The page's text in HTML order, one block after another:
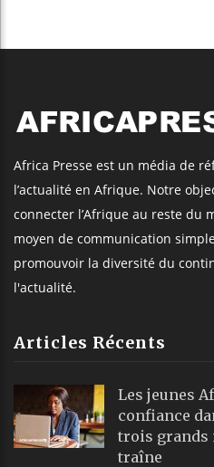
Africa Presse est un média de
l’actualité en Afrique. Notre
connecter l’Afrique au reste du
moyen de communication
promouvoir la diversité du
l'actualité.
Articles Récents
Les jeunes
confiance
trois grands
traîne